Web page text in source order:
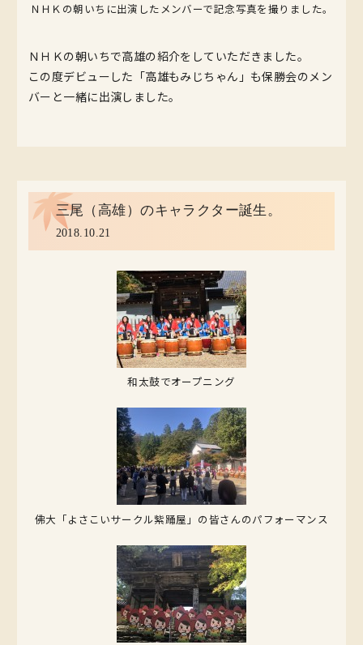
ＮＨＫの朝いちに出演したメンバーで記念写真を撮りました。
ＮＨＫの朝いちで高雄の紹介をしていただきました。
この度デビューした「高雄もみじちゃん」も保勝会のメン
バーと一緒に出演しました。
三尾（高雄）のキャラクター誕生。
2018.10.21
和太鼓でオープニング
佛大「よさこいサークル紫踊屋」の皆さんのパフォーマンス